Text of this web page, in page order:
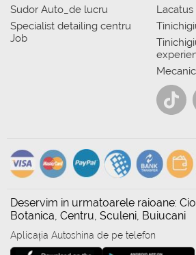
Sudor Auto_de lucru
Specialist detailing centru
Job
Deservim in urmatoarele raioane:
Botanica, Centru, Sculeni, Buiucani
Aplicația Autoshina de pe telefon